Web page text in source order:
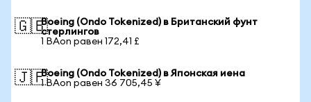
🇬🇧Boeing (Ondo Tokenized) в Британский фунт
стерлингов
1 BAon равен 172,41 £
🇯🇵Boeing (Ondo Tokenized) в Японская иена
1 BAon равен 36 705,45 ¥